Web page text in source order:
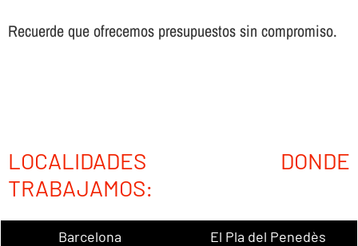
Recuerde que ofrecemos presupuestos sin compromiso.
LOCALIDADES DONDE
TRABAJAMOS:
Barcelona
El Pla del Penedès